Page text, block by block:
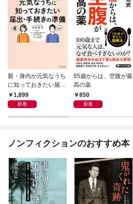
親・身内が元気なうち
に知っておきたい届
出・手続きの準備（き
ずな出版）
1,899
新着
65歳からは、空腹が最
高の薬
850
新着
ノンフィクションのおすすめ本